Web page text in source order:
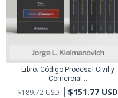
Libro: Código Procesal Civil y
Comercial...
$189.72 USD $151.77 USD